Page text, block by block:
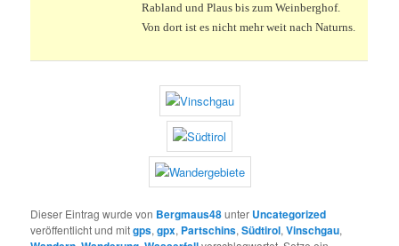
Rabland und Plaus bis zum Weinberghof.
Von dort ist es nicht mehr weit nach Naturns.
Dieser Eintrag wurde von Bergmaus48unter Uncategorized
veröffentlicht und mitgps,gpx, Partschins,Südtirol,Vinschgau,